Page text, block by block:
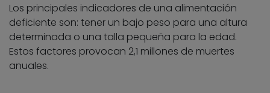
Los principales indicadores de una alimentación
deficiente son: tener un bajo peso para una altura
determinada o una talla pequeña para la edad.
Estos factores provocan 2,1 millones de muertes
anuales.